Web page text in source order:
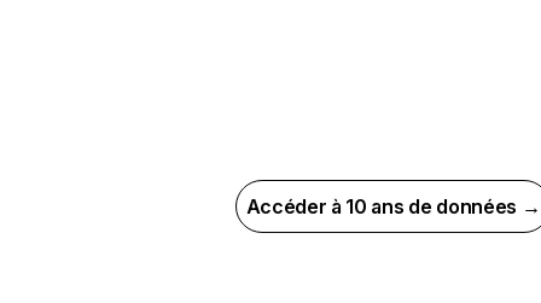
Accéder à 10 ans de données →